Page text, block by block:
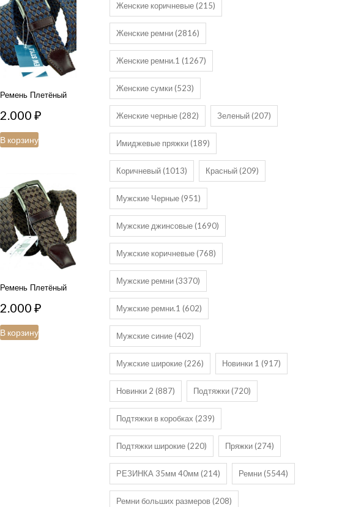
Ремень Плетёный
2.000 ₽
В корзину
Ремень Плетёный
2.000 ₽
В корзину
Женские коричневые(215)
Женские ремни(2816)
Женские ремни.1 (1267)
Женские сумки(523)
Женские черные(282) Зеленый(207)
Имиджевые пряжки(189)
Коричневый(1013) Красный(209)
Мужские Черные(951)
Мужские джинсовые(1690)
Мужские коричневые(768)
Мужские ремни(3370)
Мужские ремни.1 (602)
Мужские синие(402)
Мужские широкие(226) Новинки 1 (917)
Новинки 2 (887) Подтяжки(720)
Подтяжки в коробках (239)
Подтяжки широкие(220) Пряжки(274)
РЕЗИНКА 35мм 40мм (214) Ремни(5544)
Ремни больших размеров(208)